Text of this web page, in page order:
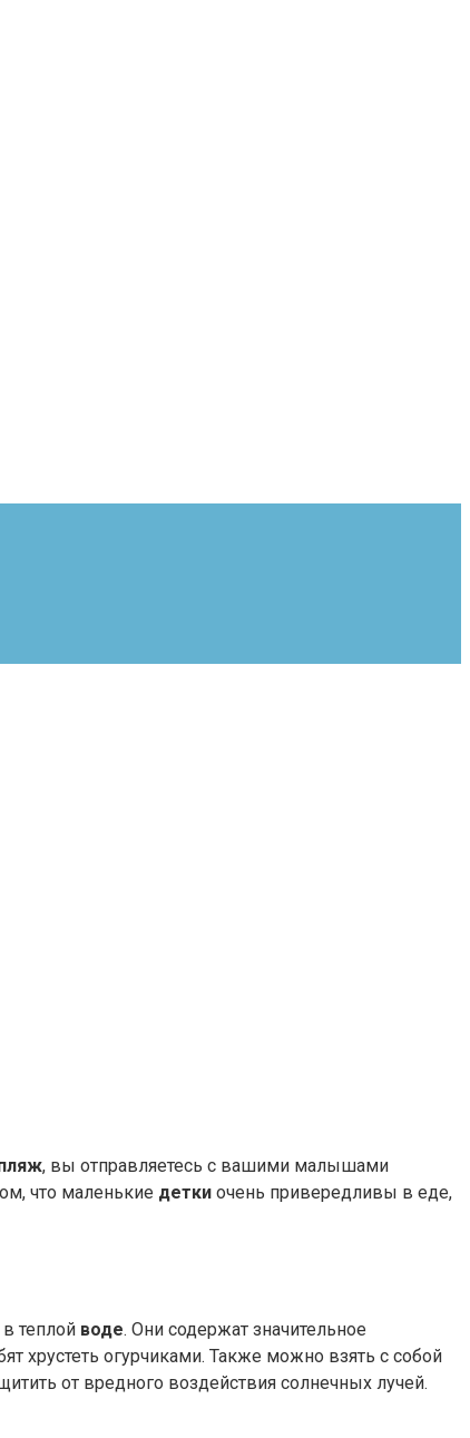
, вы отправляетесь с вашими малышами
что маленькие детки очень привередливы в еде,
теплой воде. Они содержат значительное
хрустеть огурчиками. Также можно взять с собой
от вредного воздействия солнечных лучей.